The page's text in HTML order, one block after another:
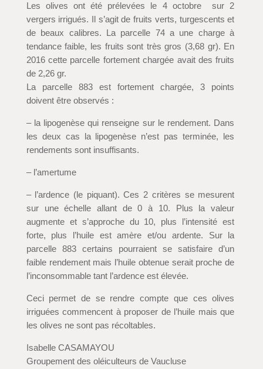
Les olives ont été prélevées le 4 octobre sur 2
vergers irrigués. Il s’agit de fruits verts, turgescents et
de beaux calibres. La parcelle 74 a une charge à
tendance faible, les fruits sont très gros (3,68 gr). En
2016 cette parcelle fortement chargée avait des fruits
de 2,26 gr.
La parcelle 883 est fortement chargée, 3 points
doivent être observés :
– la lipogenèse qui renseigne sur le rendement. Dans
les deux cas la lipogenèse n’est pas terminée, les
rendements sont insuffisants.
– l’amertume
– l’ardence (le piquant). Ces 2 critères se mesurent
sur une échelle allant de 0 à 10. Plus la valeur
augmente et s’approche du 10, plus l’intensité est
forte, plus l’huile est amère et/ou ardente. Sur la
parcelle 883 certains pourraient se satisfaire d’un
faible rendement mais l’huile obtenue serait proche de
l’inconsommable tant l’ardence est élevée.
Ceci permet de se rendre compte que ces olives
irriguées commencent à proposer de l’huile mais que
les olives ne sont pas récoltables.
Isabelle CASAMAYOU
Groupement des oléiculteurs de Vaucluse